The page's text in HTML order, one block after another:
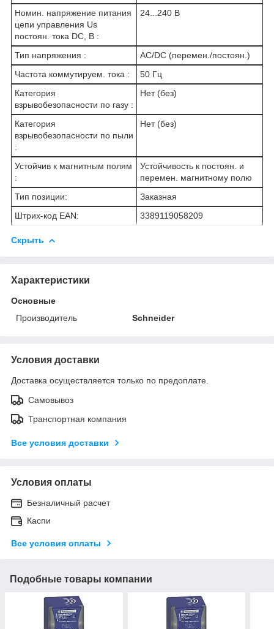
Номин. напряжение питания
цепи управления Us
постоян. тока DC, В :
24...240 В
Тип напряжения :
AC/DC (перемен./постоян.)
Частота коммутируем. тока :
50 Гц
Категория
взрывобезопасности по газу :
Нет (без)
Категория
взрывобезопасности по пыли
:
Нет (без)
Устойчив к магнитным полям
:
Устойчивость к постоян. и
перемен. магнитному полю
Тип позиции:
Заказная
Штрих-код EAN:
3389119058209
Скрыть
Характеристики
Основные
Производитель
Schneider
Условия доставки
Доставка осуществляется только по предоплате.
Самовывоз
Транспортная компания
Все условия доставки
Условия оплаты
Безналичный расчет
Каспи
Все условия оплаты
Подобные товары компании